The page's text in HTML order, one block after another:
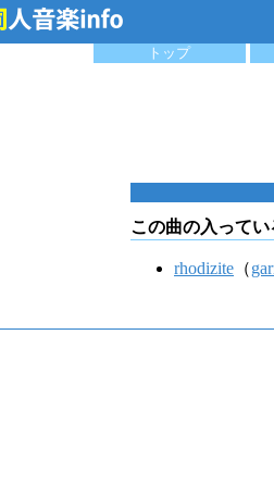
トップ
この曲の入ってい
rhodizite （